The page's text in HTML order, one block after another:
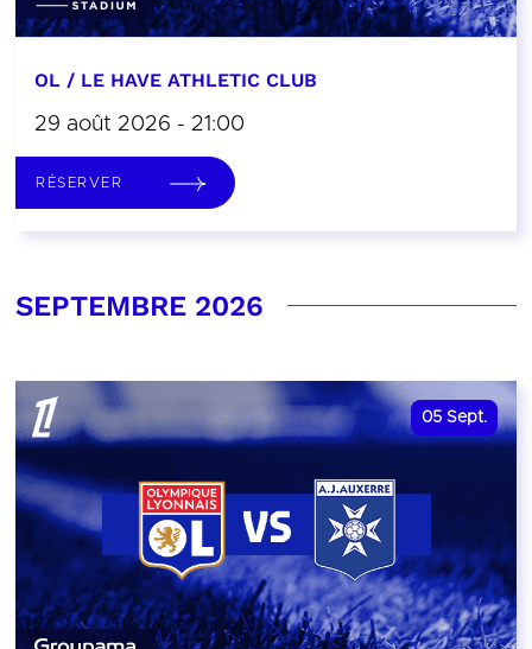
OL / LE HAVE ATHLETIC CLUB
29 août 2026 - 21:00
RÉSERVER
SEPTEMBRE 2026
05 Sept.